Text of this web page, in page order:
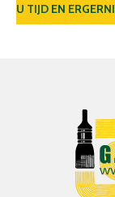
U TIJD EN